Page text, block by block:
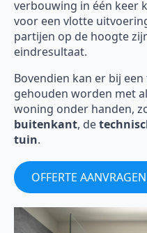
verbouwing in één keer
voor een vlotte
partijen op de hoogte
eindresultaat.
Bovendien kan er bij
gehouden worden met
woning onder handen,
buitenkant, de
tuin.
OFFERTE AANVRAGEN